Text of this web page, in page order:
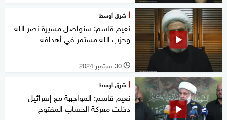
شرق أوسط
نعيم قاسم: سنواصل مسيرة نصر الله
وحزب الله مستمر في أهدافه
l 30 سبتمبر 2024
شرق أوسط
نعيم قاسم: المواجهة مع إسرائيل
دخلت معركة الحساب المفتوح